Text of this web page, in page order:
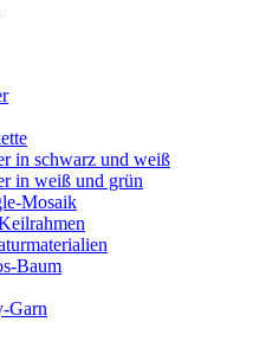
in schwarz und weiß
in weiß und grün
Mosaik
Baum
Garn